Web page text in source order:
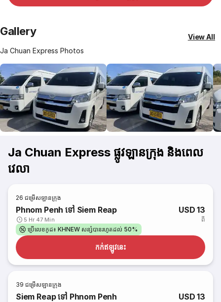
Gallery
Ja Chuan Express Photos
View All
Ja Chuan Express ផ្លូវឡានក្រុង និងពេល
វេលា
26 ជម្រើសឡានក្រុង
Phnom Penh ទៅ Siem Reap
5 Hr 47 Min
USD 13
ពី
ប្រើលេខកូដ៖ KHNEW សន្សំបានរហូតដល់ 50%
កក់​ឥឡូវនេះ
39 ជម្រើសឡានក្រុង
Siem Reap ទៅ Phnom Penh USD 13